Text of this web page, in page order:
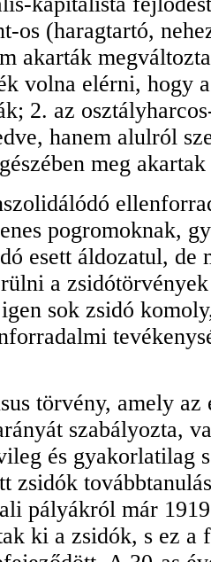
os (haragtartó,
akarták
volna elérni, hogy
2. az
hanem alulról
meg
pogromoknak,
esett áldozatul, de
a
sok zsidó
törvény, amely
szabályozta,
és gyakorlatilag
zsidók
pályákról már
ki a zsidók, s ez a